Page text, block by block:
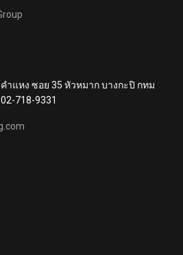
ำแหง ซอย 35 หัวหมาก บางกะปิ กทม
718-9331